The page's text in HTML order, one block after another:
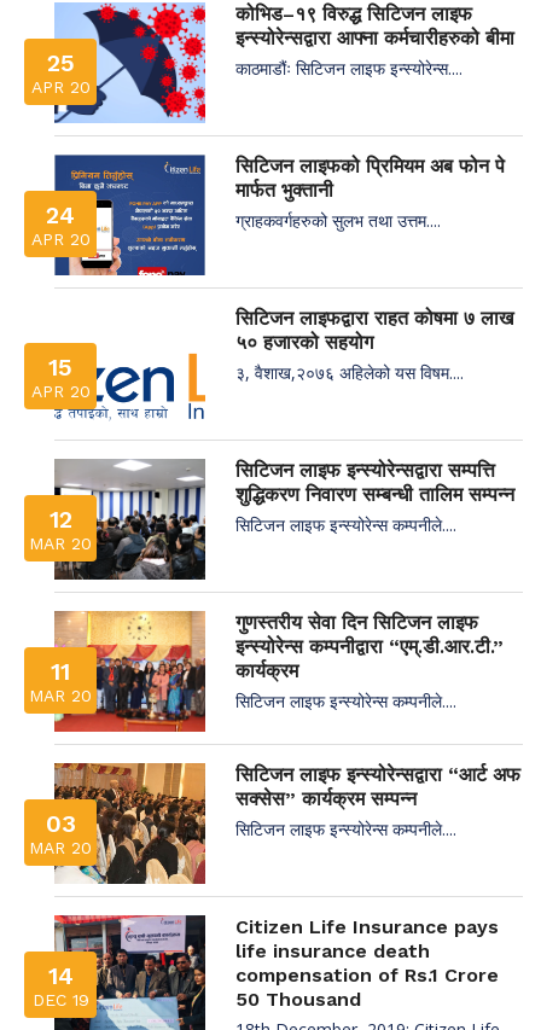
25
APR 20
कोभिड–१९ विरुद्ध सिटिजन लाइफ
इन्स्योरेन्सद्वारा आफ्ना कर्मचारीहरुको बीमा
काठमाडौंः सिटिजन लाइफ इन्स्योरेन्स....
24
APR 20
सिटिजन लाइफको प्रिमियम अब फोन पे
मार्फत भुक्तानी
ग्राहकवर्गहरुको सुलभ तथा उत्तम....
15
APR 20
सिटिजन लाइफद्वारा राहत कोषमा ७ लाख
५० हजारको सहयोग
३, वैशाख,२०७६ अहिलेको यस विषम....
12
MAR 20
सिटिजन लाइफ इन्स्योरेन्सद्वारा सम्पत्ति
शुद्धिकरण निवारण सम्बन्धी तालिम सम्पन्न
सिटिजन लाइफ इन्स्योरेन्स कम्पनीले....
11
MAR 20
गुणस्तरीय सेवा दिन सिटिजन लाइफ
इन्स्योरेन्स कम्पनीद्वारा “एम्.डी.आर.टी.”
कार्यक्रम
सिटिजन लाइफ इन्स्योरेन्स कम्पनीले....
03
MAR 20
सिटिजन लाइफ इन्स्योरेन्सद्वारा “आर्ट अफ
सक्सेस” कार्यक्रम सम्पन्न
सिटिजन लाइफ इन्स्योरेन्स कम्पनीले....
14
DEC 19
Citizen Life Insurance pays
life insurance death
compensation of Rs.1 Crore
50 Thousand